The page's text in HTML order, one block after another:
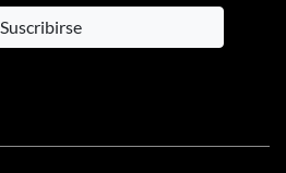
Suscribirse